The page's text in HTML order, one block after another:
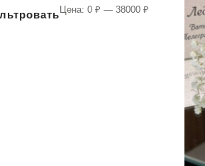
Цена:0 ₽ —38000 ₽